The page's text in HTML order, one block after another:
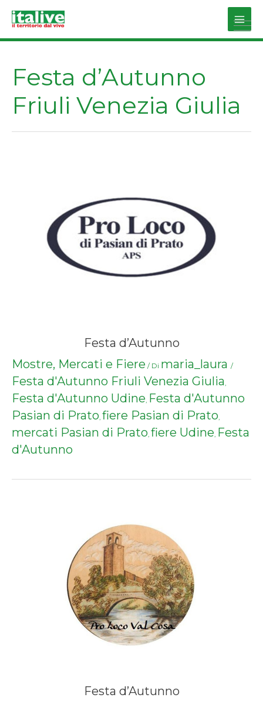
Main
Festa d’Autunno
Friuli Venezia Giulia
Festa d’Autunno
Mostre, Mercati e Fiere / Di maria_laura /
Festa d'Autunno Friuli Venezia Giulia,
Festa d'Autunno Udine, Festa d'Autunno
Pasian di Prato, fiere Pasian di Prato,
mercati Pasian di Prato, fiere Udine, Festa
d'Autunno
Festa d’Autunno